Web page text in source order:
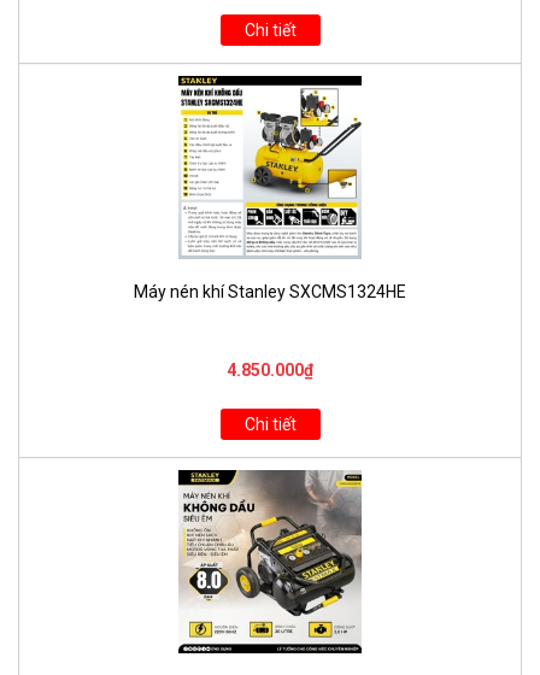
Chi tiết
Máy nén khí Stanley SXCMS1324HE
4.850.000₫
Chi tiết